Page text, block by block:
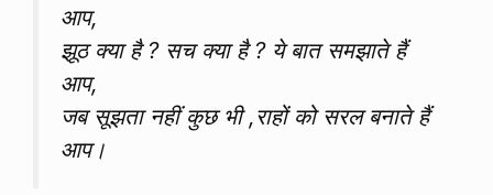
आप,
झूठ क्या है ? सच क्या है ? ये बात समझाते हैं
आप,
जब सूझता नहीं कुछ भी ,राहों को सरल बनाते हैं
आप।